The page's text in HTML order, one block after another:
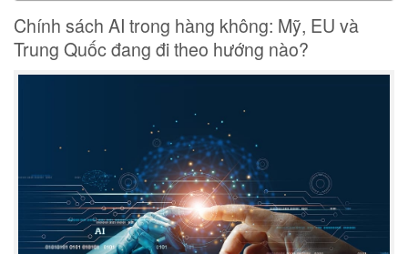
Chính sách AI trong hàng không: Mỹ, EU và
Trung Quốc đang đi theo hướng nào?